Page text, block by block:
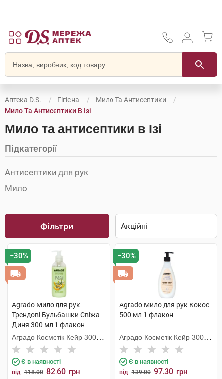
Аптека D.S. Гігієна
Мило Та Антисептики
Мило Та Антисептики В Ізі
Мило та антисептики в Ізі
Підкатегорії
Антисептики для рук
Мило
Фільтри
−30%
Agrado Мило для рук
Трендові Бульбашки Свіжа
Диня 300 мл 1 флакон
Аградо Косметік Кейр 3000
С.Л.У.
Є в наявності
від 118.00 82.60 грн
−30%
Agrado Мило для рук Кокос
500 мл 1 флакон
Аградо Косметік Кейр 3000
С.Л.У.
Є в наявності
від 139.00 97.30 грн